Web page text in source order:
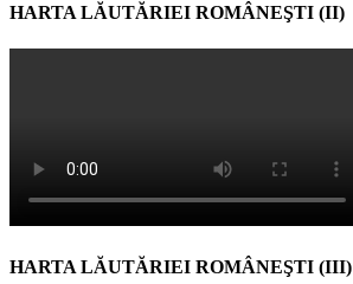
HARTA LĂUTĂRIEI ROMÂNEŞTI (II)
HARTA LĂUTĂRIEI ROMÂNEŞTI (III)